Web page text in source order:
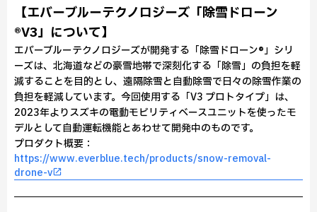
【エバーブルーテクノロジーズ「除雪ドローン
®V3」について】
エバーブルーテクノロジーズが開発する「除雪ドローン®」シリ
ーズは、北海道などの豪雪地帯で深刻化する「除雪」の負担を軽
減することを目的とし、遠隔除雪と自動除雪で日々の除雪作業の
負担を軽減しています。今回使用する「V3 プロトタイプ」は、
2023年よりスズキの電動モビリティベースユニットを使ったモ
デルとして自動運転機能とあわせて開発中のものです。
プロダクト概要：
https://www.everblue.tech/products/snow-removal-
drone-v